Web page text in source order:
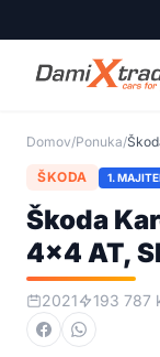
Domov/Ponuka/
20 499 €|
ŠKODA 1.
Škoda
4x4 AT,
2021 193 787